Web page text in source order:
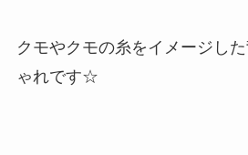
クモやクモの糸をイメージし
ゃれです☆